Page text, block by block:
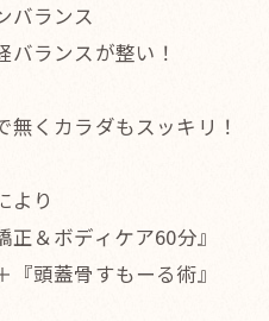
バランス
バランスが整い！
無くカラダもスッキリ！
より
正＆ボディケア60分』
蓋骨すもーる術』